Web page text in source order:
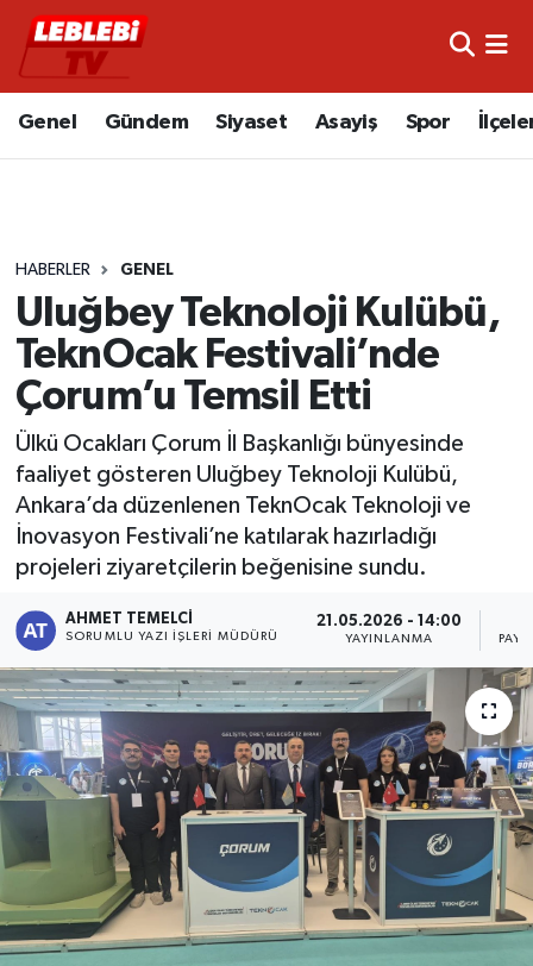
Genel Gündem Siyaset Asayiş Spor
HABERLER GENEL
Uluğbey Teknoloji Kulübü,
TeknOcak Festivali’nde
Çorum’u Temsil Etti
Ülkü Ocakları Çorum İl Başkanlığı bünyesinde
faaliyet gösteren Uluğbey Teknoloji Kulübü,
Ankara’da düzenlenen TeknOcak Teknoloji ve
İnovasyon Festivali’ne katılarak hazırladığı
projeleri ziyaretçilerin beğenisine sundu.
AHMET TEMELCI
SORUMLU YAZI İŞLERI MÜDÜRÜ
21.05.2026 - 14:00
YAYINLANMA
Hava Durumu
Süper Lig Puan Durumu ve Fikstür
Tüm Manşetler
Son Dakika Haberleri
Haber Arşivi